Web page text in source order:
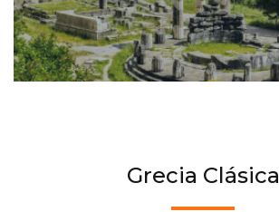
Grecia Clásica